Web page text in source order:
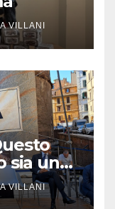
VILLANI
sia un
VILLANI